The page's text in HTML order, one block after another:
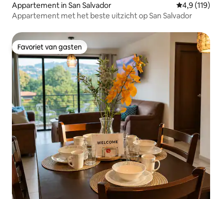
Appartement in San Salvador Gemiddelde
4,9 (119)
Appartement met het beste uitzicht op San Salvador
Favoriet van gasten
Favoriet van gasten